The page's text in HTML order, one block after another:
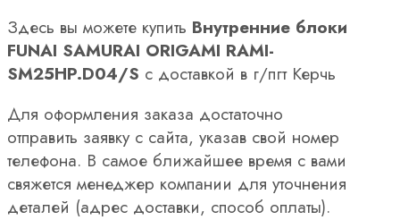
Здесь вы можете купить Внутренние блоки
FUNAI SAMURAI ORIGAMI RAMI-
SM25HP.D04/S с доставкой в г/пгт Керчь
Для оформления заказа достаточно
отправить заявку с сайта, указав свой номер
телефона. В самое ближайшее время с вами
свяжется менеджер компании для уточнения
деталей (адрес доставки, способ оплаты).